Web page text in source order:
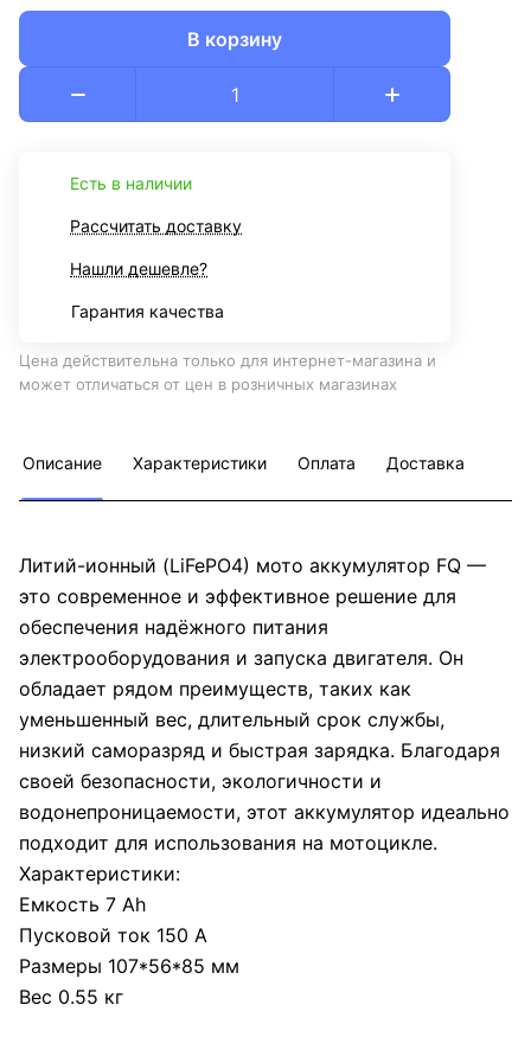
В корзину
Есть в наличии
Рассчитать доставку
Нашли дешевле?
Гарантия качества
Цена действительна только для интернет-магазина и
может отличаться от цен в розничных магазинах
Описание Характеристики Оплата Доставка
Литий-ионный (LiFePО4) мото аккумулятор FQ —
это современное и эффективное решение для
обеспечения надёжного питания
электрооборудования и запуска двигателя. Он
обладает рядом преимуществ, таких как
уменьшенный вес, длительный срок службы,
низкий саморазряд и быстрая зарядка. Благодаря
своей безопасности, экологичности и
водонепроницаемости, этот аккумулятор идеально
подходит для использования на мотоцикле.
Характеристики:
Емкость 7 Ah
Пусковой ток 150 A
Размеры 107*56*85 мм
Вес 0.55 кг